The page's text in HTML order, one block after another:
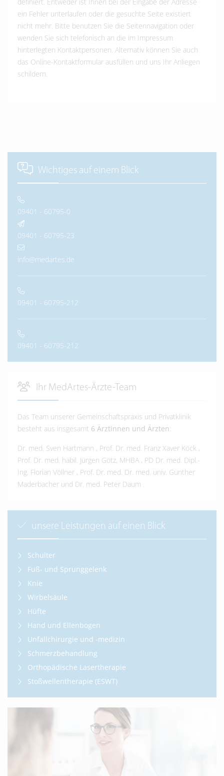
ein Fehler unterlaufen oder die gesuchte Seite existiert
nicht mehr. Bitte benutzen Sie die Seitennavigation oder
wenden Sie sich telefonisch an die im Impressum
hinterlegten Kontaktpersonen. Alternativ können Sie auch
das Online-Kontaktformular ausfüllen und uns Ihr Anliegen
schildern.
Wichtiges auf einem Blick
09401 - 60795-0
09401 - 60795-23
info@medartes.de
09401 - 60795-212
09401 - 60795-212
Ihr MedArtes-Ärzte-Team
Das Team unserer Gemeinschaftspraxis und Privatklinik
besteht aus insgesamt 6 Ärztinnen und Ärzten:
Dr. med. Sven Hartmann , Prof. Dr. med. Franz Xaver Köck ,
Prof. Dr. med. habil. Jürgen Götz, MHBA , PD Dr. med. Dipl.-
Ing. Florian Völlner , Prof. Dr. med. Dr. med. univ. Günther
Maderbacher und Dr. med. Peter Daum .
unsere Leistungen auf einen Blick
Schulter
Fuß- und Sprunggelenk
Knie
Wirbelsäule
Hüfte
Hand und Ellenbogen
Unfallchirurgie und -medizin
Schmerzbehandlung
Orthopädische Lasertherapie
Stoßwellentherapie (ESWT)